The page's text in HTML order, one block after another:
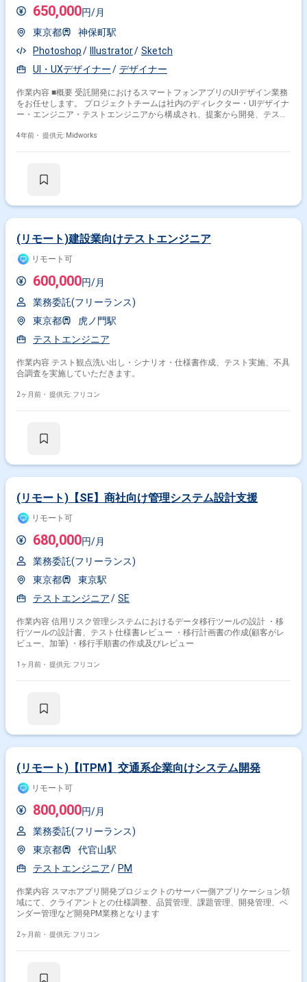
650,000円/月
東京都
神保町駅
Photoshop
Illustrator
Sketch
UI・UXデザイナー
デザイナー
作業内容 ■概要 受託開発におけるスマートフォンアプリのUIデザイン業務
をお任せします。 プロジェクトチームは社内のディレクター・UIデザイナ
ー・エンジニア・テストエンジニアから構成され、提案から開発、テスト
設計、ビジュアルデザイン、インタラクションデザインなど、ユーザーが
ービス成長のためのUI/UX改善 ・デザインレビュー ・アプリやサービスの
4年前・ 提供元: Midworks
(リモート)建設業向けテストエンジニア
リモート可
600,000円/月
業務委託(フリーランス)
東京都
虎ノ門駅
テストエンジニア
作業内容 テスト観点洗い出し・シナリオ・仕様書作成、テスト実施、不具
合調査を実施していただきます。
2ヶ月前・ 提供元: フリコン
(リモート)【SE】商社向け管理システム設計支援
リモート可
680,000円/月
業務委託(フリーランス)
東京都
東京駅
テストエンジニア
SE
作業内容 信用リスク管理システムにおけるデータ移行ツールの設計 ・移
行ツールの設計書、テスト仕様書レビュー ・移行計画書の作成(顧客がレ
ビュー、加筆) ・移行手順書の作成及びレビュー
1ヶ月前・ 提供元: フリコン
(リモート)【ITPM】交通系企業向けシステム開発
リモート可
800,000円/月
業務委託(フリーランス)
東京都
代官山駅
テストエンジニア
PM
作業内容 スマホアプリ開発プロジェクトのサーバー側アプリケーション領
域にて、クライアントとの仕様調整、品質管理、課題管理、開発管理、ベ
ンダー管理など開発PM業務となります
2ヶ月前・ 提供元: フリコン